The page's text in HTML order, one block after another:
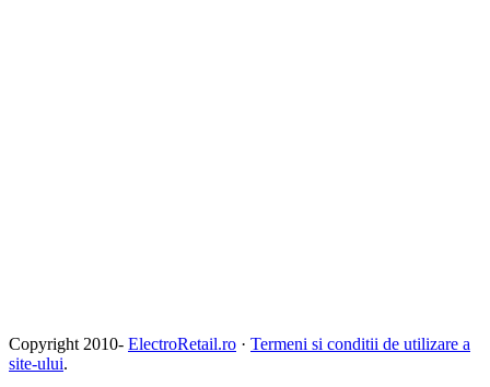
Copyright 2010- ElectroRetail.ro · Termeni si conditii de utilizare a
site-ului.